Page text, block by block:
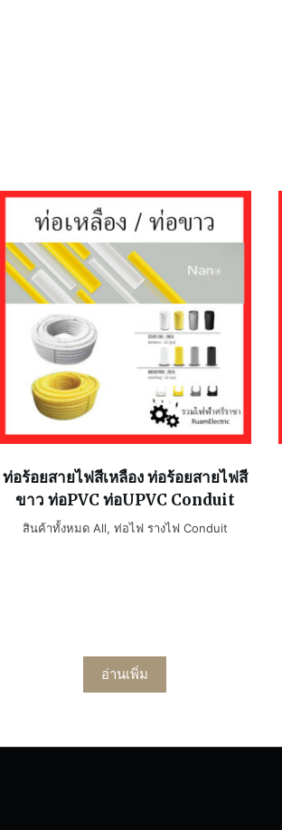
ท่อร้อยสายไฟสีเหลือง ท่อร้อยสายไฟสี
ขาว ท่อPVC ท่อUPVC Conduit
สินค้าทั้งหมด All, ท่อไฟ รางไฟ Conduit
อ่านเพิ่ม